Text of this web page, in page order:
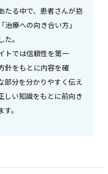
たる中で、患者さんが抱
療への向き合い方」
。
トでは信頼性を第一
針をもとに内容を確
部分を分かりやすく伝え
しい知識をもとに前向き
。